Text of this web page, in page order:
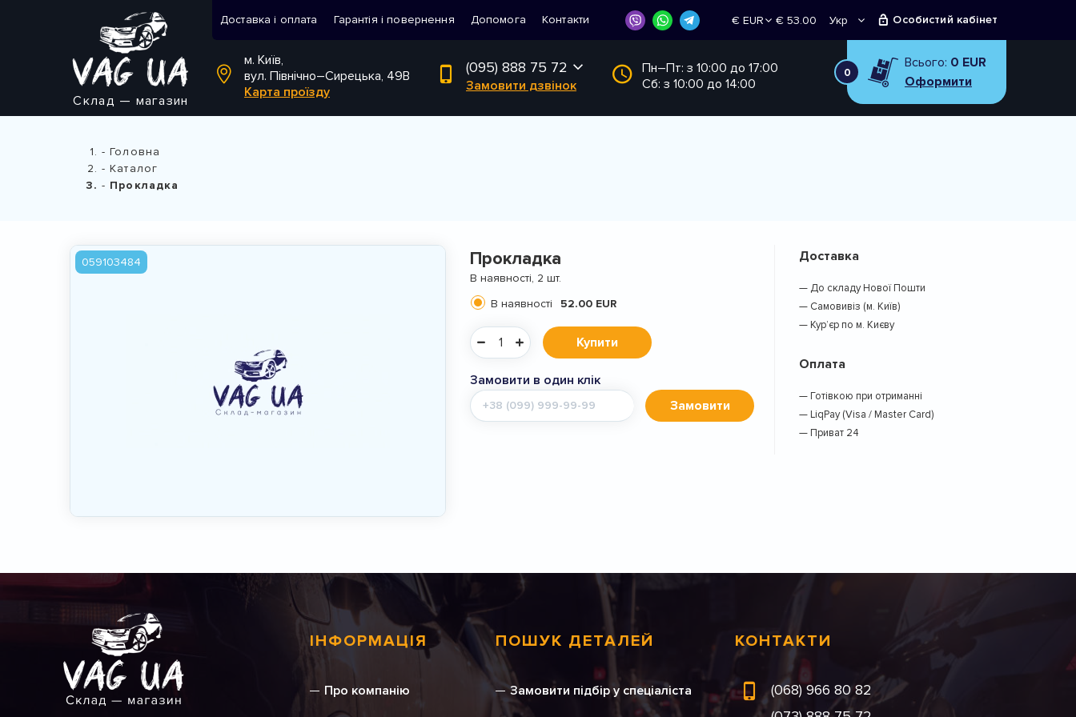
Склад — магазин
Доставка і оплата Гарантія і повернення Допомога Контакти
€ EUR
€ 53.00
Укр
Особистий кабінет
м. Київ,
вул. Північно–Сирецька, 49В
Карта проїзду
(095) 888 75 72
Замовити дзвінок
Пн–Пт: з 10:00 до 17:00
Сб: з 10:00 до 14:00
0
Всього: 0 EUR
Оформити
Головна
Каталог
Прокладка
059103484 Прокладка
В наявності, 2 шт.
В наявності
52.00 EUR
Купити
Замовити в один клік
Мобільний
телефон
Замовити
Доставка
— До складу Нової Пошти
— Самовивіз (м. Київ)
— Кур’єр по м. Києву
Оплата
— Готівкою при отриманні
— LiqPay (Visa / Master Card)
— Приват 24
ІНФОРМАЦІЯ
Про компанію
ПОШУК ДЕТАЛЕЙ
Замовити підбір у спеціаліста
КОНТАКТИ
(068) 966 80 82